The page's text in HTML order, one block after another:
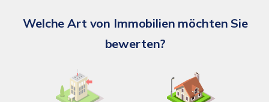
Welche Art von Immobilien möchten Sie
bewerten?